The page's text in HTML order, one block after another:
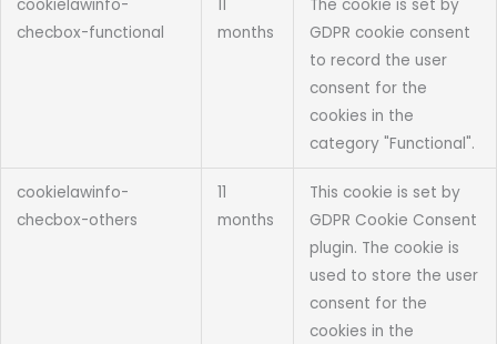
cookielawinfo-
checbox-functional
11
months
The cookie is set by
GDPR cookie consent
to record the user
consent for the
cookies in the
category "Functional".
cookielawinfo-
checbox-others
11
months
This cookie is set by
GDPR Cookie Consent
plugin. The cookie is
used to store the user
consent for the
cookies in the